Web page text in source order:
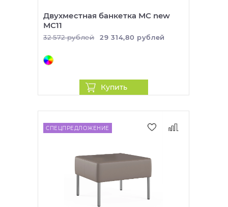
оформлении заказа.
После оформления покупки, в течение рабочего
дня с вами свяжется наш менеджер по контактным
данным, указанным при оформлении заказа. С
стоимость доставки, необходимость сборки, а
товаре.
Двухместная банкетка МС new
МС11
32 572 рублей 29 314,80 рублей
Купить
СПЕЦПРЕДЛОЖЕНИЕ